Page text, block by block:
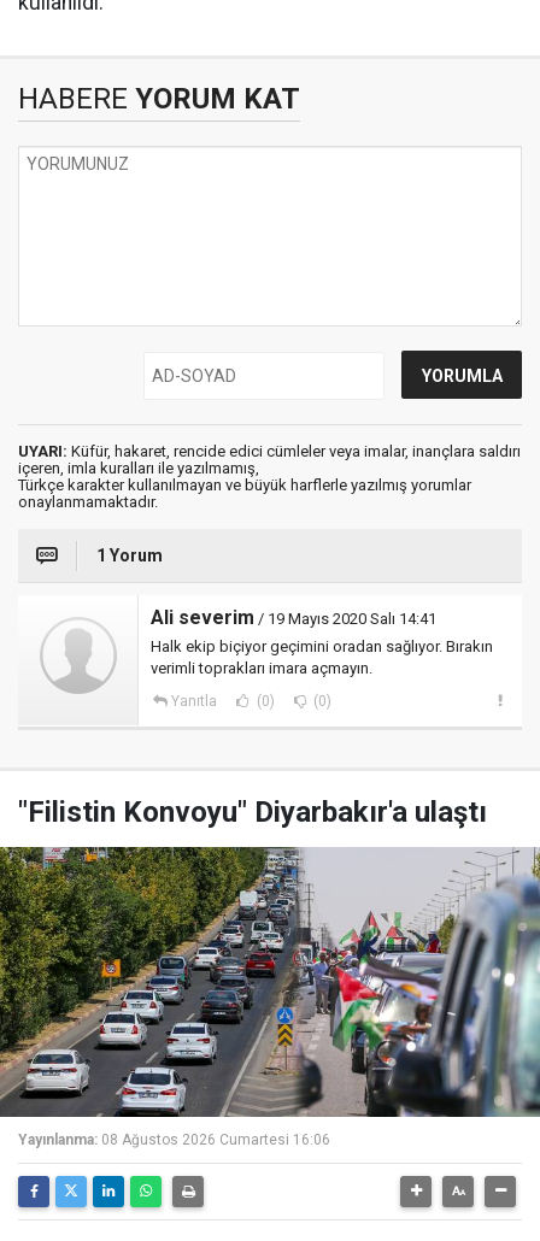
HABERE YORUM KAT
UYARI: Küfür, hakaret, rencide edici cümleler veya imalar, inançlara saldırı
içeren, imla kuralları ile yazılmamış,
Türkçe karakter kullanılmayan ve büyük harflerle yazılmış yorumlar
onaylanmamaktadır.
1 Yorum
Ali severim / 19 Mayıs 2020 Salı 14:41
Halk ekip biçiyor geçimini oradan sağlıyor. Bırakın
verimli toprakları imara açmayın.
Yanıtla (0) (0)
"Filistin Konvoyu" Diyarbakır'a ulaştı
Yayınlanma: 08 Ağustos 2026 Cumartesi 16:06